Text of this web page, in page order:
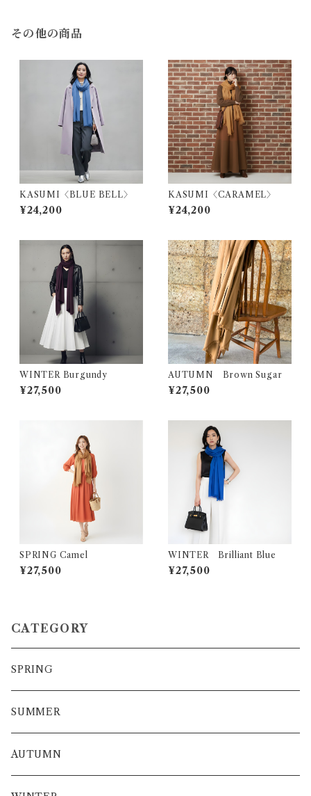
その他の商品
KASUMI〈BLUE BELL〉
¥24,200
KASUMI〈CARAMEL〉
¥24,200
WINTER Burgundy
¥27,500
AUTUMN Brown Sugar
¥27,500
SPRING Camel
¥27,500
WINTER Brilliant Blue
¥27,500
CATEGORY
SPRING
SUMMER
AUTUMN